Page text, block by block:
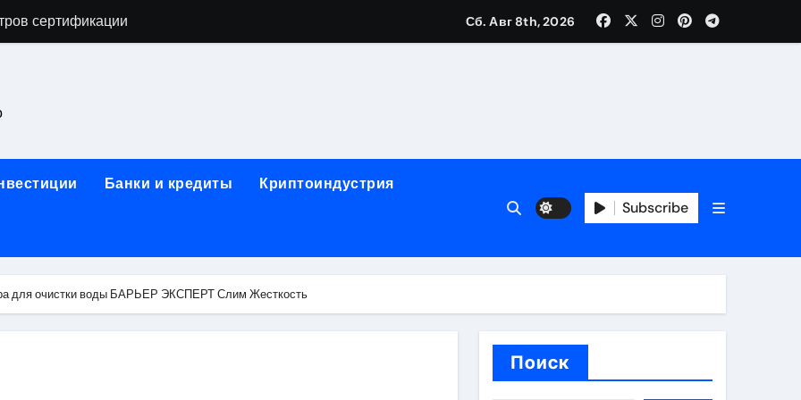
сертификации
и электрооборудование для ногтевого сервиса, наращивания ресниц и депиляции
работы на объектах культурного наследия
базальтового теплоизоляционного шнура разных диаметров
одежды: джемперы, брюки, куртки
для освоения актуальных профессий онлайн
данных назначение и виды
Сб. Авг 8th, 2026
Банки и кредиты Криптоиндустрия
Subscribe
для очистки воды БАРЬЕР ЭКСПЕРТ Слим Жесткость
Поиск